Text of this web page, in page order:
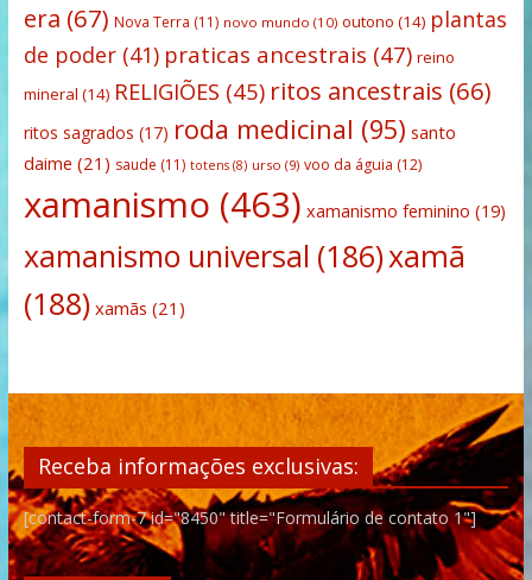
era (67) Nova Terra (11) novo mundo (10) outono (14) plantas
de poder(41) praticas ancestrais (47) reino
mineral (14) RELIGIÕES (45) ritos ancestrais (66)
ritos sagrados (17) roda medicinal (95) santo
daime (21) saude (11) totens(8) urso (9) voo da águia (12)
xamanismo (463) xamanismo feminino (19)
xamanismo universal (186)xamã
(188) xamãs (21)
Receba informações exclusivas:
[contact-form-7 id="8450" title="Formulário de contato 1"]